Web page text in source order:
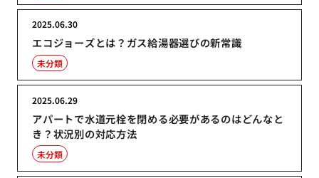
エコジョーズとは？ガス給湯器選びの新常識
2025.06.30
未分類
アパートで水道元栓を閉める必要があるのはどんなと
き？状況別の対応方法
2025.06.29
未分類